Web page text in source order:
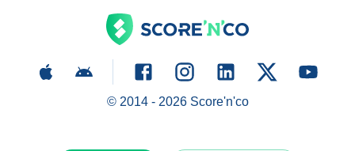
© 2014 - 2026Score'n'co